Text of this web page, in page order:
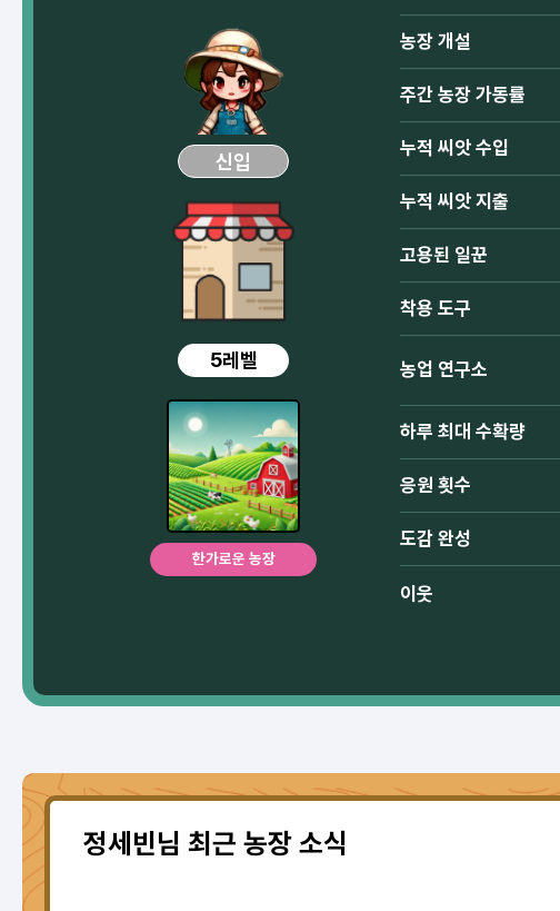
신입
5레벨
한가로운 농장
농장 개설
주간 농장 가동률
누적 씨앗 수입
누적 씨앗 지출
고용된 일꾼
착용 도구
농업 연구소
하루 최대 수확량
응원 횟수
도감 완성
이웃
정세빈님 최근 농장 소식